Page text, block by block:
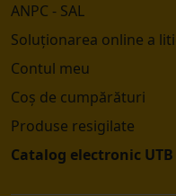
ANPC - SAL
Soluționarea online a
Contul meu
Coș de cumpărături
Produse resigilate
Catalog electronic UTB